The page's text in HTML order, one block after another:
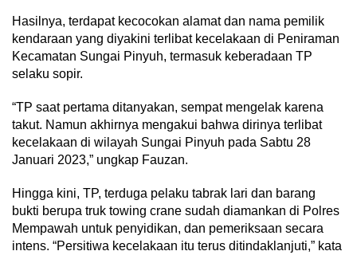
Hasilnya, terdapat kecocokan alamat dan nama pemilik
kendaraan yang diyakini terlibat kecelakaan di Peniraman
Kecamatan Sungai Pinyuh, termasuk keberadaan TP
selaku sopir.
“TP saat pertama ditanyakan, sempat mengelak karena
takut. Namun akhirnya mengakui bahwa dirinya terlibat
kecelakaan di wilayah Sungai Pinyuh pada Sabtu 28
Januari 2023,” ungkap Fauzan.
Hingga kini, TP, terduga pelaku tabrak lari dan barang
bukti berupa truk towing crane sudah diamankan di Polres
Mempawah untuk penyidikan, dan pemeriksaan secara
intens. “Persitiwa kecelakaan itu terus ditindaklanjuti,” kata